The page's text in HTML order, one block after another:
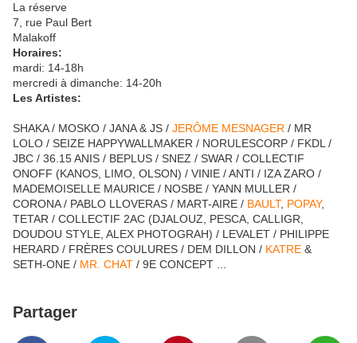
La réserve
7, rue Paul Bert
Malakoff
Horaires:
mardi: 14-18h
mercredi à dimanche: 14-20h
Les Artistes:
SHAKA / MOSKO / JANA & JS / JERÔME MESNAGER / MR
LOLO / SEIZE HAPPYWALLMAKER / NORULESCORP / FKDL /
JBC / 36.15 ANIS / BEPLUS / SNEZ / SWAR / COLLECTIF
ONOFF (KANOS, LIMO, OLSON) / VINIE / ANTI / IZA ZARO /
MADEMOISELLE MAURICE / NOSBE / YANN MULLER /
CORONA / PABLO LLOVERAS / MART-AIRE / BAULT, POPAY,
TETAR / COLLECTIF 2AC (DJALOUZ, PESCA, CALLIGR,
DOUDOU STYLE, ALEX PHOTOGRAH) / LEVALET / PHILIPPE
HERARD / FRÈRES COULURES / DEM DILLON / KATRE &
SETH-ONE / MR. CHAT / 9E CONCEPT ...
Partager